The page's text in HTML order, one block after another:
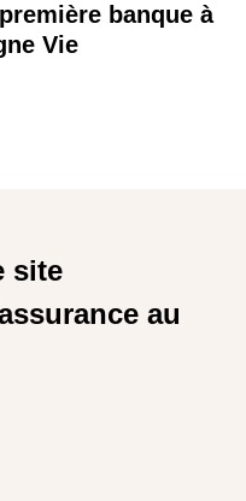
banque à
Vie
site
au